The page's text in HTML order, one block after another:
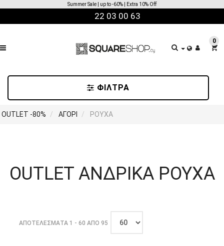
Code: EXTRA10 | (★) Items
22 03 00 63
0
OUTLET -80% ΑΓΟΡΙ ΡΟΥΧΑ
ΦΙΛΤΡΑ
OUTLET ΑΝΔΡΙΚΑ ΡΟΥΧΑ
ΝΕΕΣ
Κατηγορία
ΑΠΟΤΕΛΈΣΜΑΤΑ 1 - 60 ΑΠΌ 95